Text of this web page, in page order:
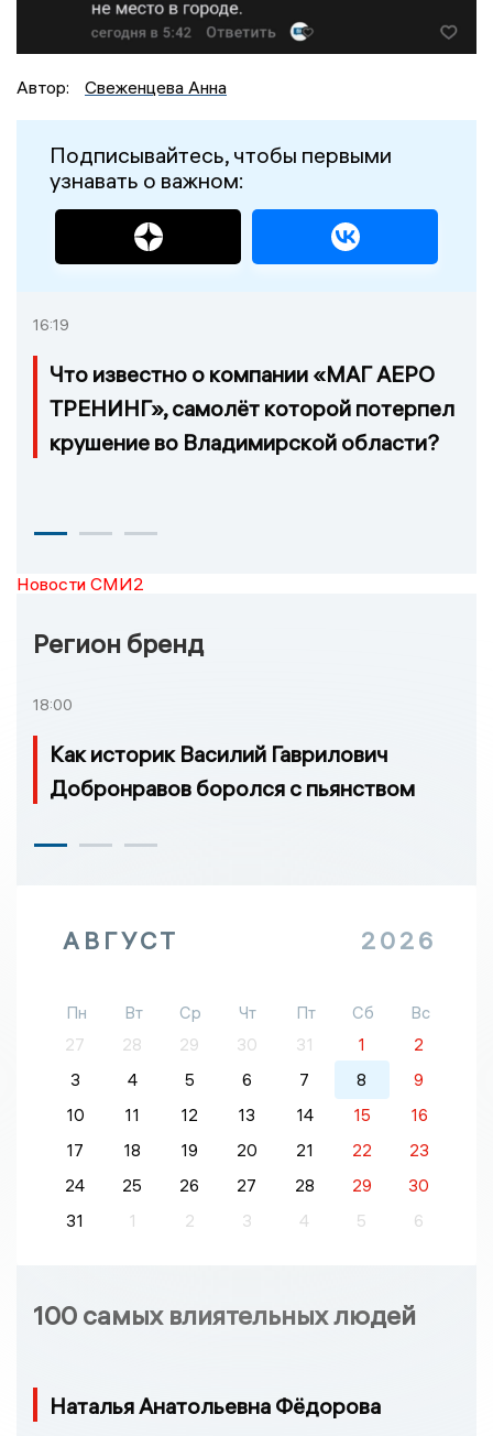
Автор: Свеженцева Анна
Подписывайтесь, чтобы первыми
узнавать о важном:
16:19
Что известно о компании «МАГ АЕРО
ТРЕНИНГ», самолёт которой потерпел
крушение во Владимирской области?
Новости СМИ2
Регион бренд
18:00
Как историк Василий Гаврилович
Добронравов боролся с пьянством
АВГУСТ 2026
Пн Вт Ср Чт Пт Сб
Вс
27
28 29 30 31 1
2
3
4 5 6 7 8
9
10
11 12 13 14 15
16
17
18 19 20 21 22
23
24
25 26 27 28 29
30
31
1 2 3 4 5 6
100 самых влиятельных людей
Наталья Анатольевна Фёдорова